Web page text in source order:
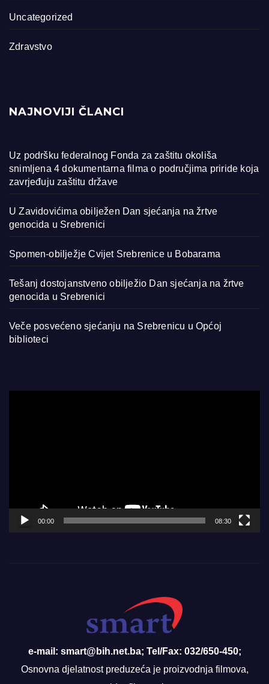
Uncategorized
Zdravstvo
NAJNOVIJI ČLANCI
Uz podršku federalnog Fonda za zaštitu okoliša
snimljena 4 dokumentarna filma o područjima priride koja
zavrjeđuju zaštitu države
U Zavidovićima obilježen Dan sjećanja na žrtve
genocida u Srebrenici
Spomen-obilježje Cvijet Srebrenice u Bobarama
Tešanj dostojanstveno obilježio Dan sjećanja na žrtve
genocida u Srebrenici
Veče posvećeno sjećanju na Srebrenicu u Općoj
biblioteci
00:00 08:30
e-mail: smart@bih.net.ba; Tel/Fax: 032/650-450;
Osnovna djelatnost preduzeća je proizvodnja filmova,